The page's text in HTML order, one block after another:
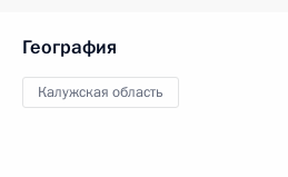
География
Калужская область